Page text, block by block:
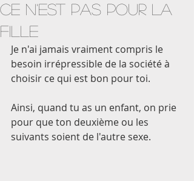
Natacha - Blog d'une maman journaliste et voyageuse
Ce n'est pas pour la
fille
Je n'ai jamais vraiment compris le
besoin irrépressible de la société à
choisir ce qui est bon pour toi.
Ainsi, quand tu as un enfant, on prie
pour que ton deuxième ou les
suivants soient de l'autre sexe.